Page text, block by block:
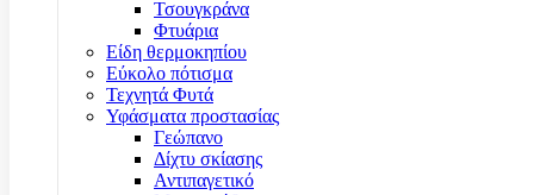
Τσουγκράνα
Φτυάρια
Είδη θερμοκηπίου
Εύκολο πότισμα
Τεχνητά Φυτά
Υφάσματα προστασίας
Γεώπανο
Δίχτυ σκίασης
Αντιπαγετικό